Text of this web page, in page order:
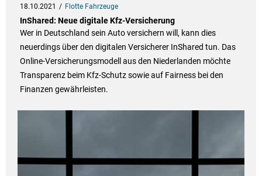
18.10.2021 Flotte Fahrzeuge
InShared: Neue digitale Kfz-Versicherung
Wer in Deutschland sein Auto versichern will, kann dies
neuerdings über den digitalen Versicherer InShared tun. Das
Online-Versicherungsmodell aus den Niederlanden möchte
Transparenz beim Kfz-Schutz sowie auf Fairness bei den
Finanzen gewährleisten.